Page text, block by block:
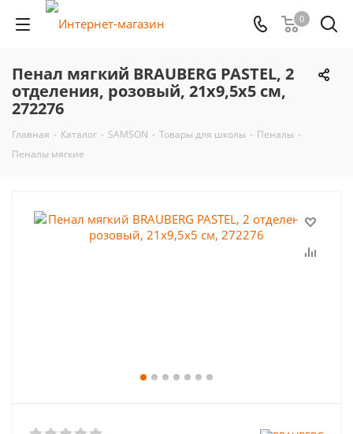
0
Пенал мягкий BRAUBERG PASTEL, 2
отделения, розовый, 21х9,5х5 см,
272276
Главная - Каталог - SAMSON - Товары для школы - Пеналы -
Пеналы мягкие